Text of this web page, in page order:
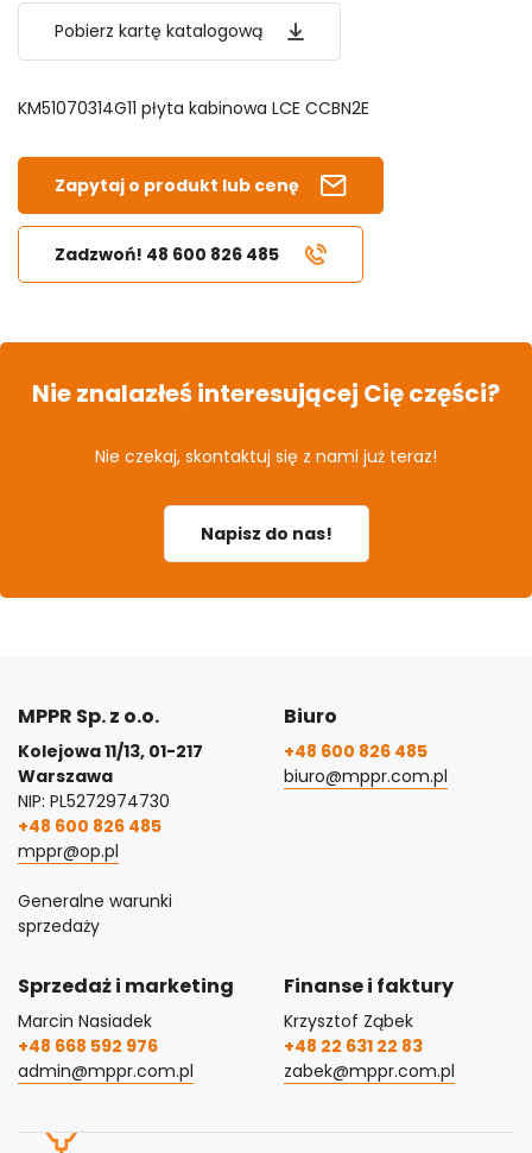
Pobierz kartę katalogową
KM51070314G11 płyta kabinowa LCE CCBN2E
Zapytaj o produkt lub cenę
Zadzwoń! 48 600 826 485
Nie znalazłeś interesującej Cię części?
Nie czekaj, skontaktuj się z nami już teraz!
Napisz do nas!
MPPR Sp. z o.o.
Kolejowa 11/13, 01-217
Warszawa
NIP: PL5272974730
+48 600 826 485
mppr@op.pl
Generalne warunki
sprzedaży
Biuro
+48 600 826 485
biuro@mppr.com.pl
Sprzedaż i marketing
Marcin Nasiadek
+48 668 592 976
admin@mppr.com.pl
Finanse i faktury
Krzysztof Ząbek
+48 22 631 22 83
zabek@mppr.com.pl